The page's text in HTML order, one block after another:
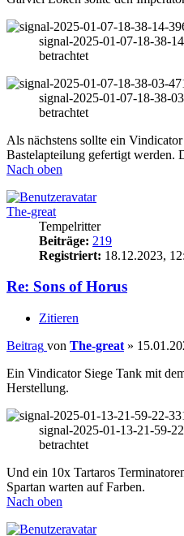
signal-2025-01-07-18-38-
betrachtet
signal-2025-01-07-18-38-
betrachtet
Als nächstens sollte ein
Bastelapteilung gefertigt werden.
Nach oben
The-great
Tempelritter
Beiträge: 219
Registriert: 18.12.2023,
Re: Sons of Horus
Zitieren
Beitrag von The-great »
Ein Vindicator Siege Tank mit
Herstellung.
signal-2025-01-13-21-59-
betrachtet
Und ein 10x Tartaros
Spartan warten auf Farben.
Nach oben